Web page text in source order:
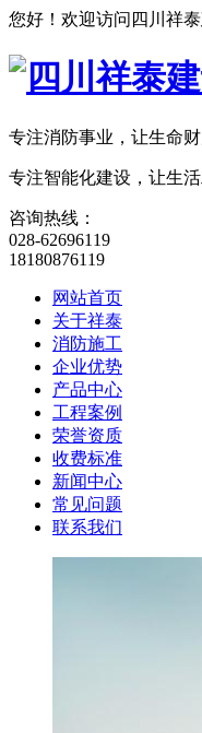
您好！欢迎访问四川祥
专注消防事业，让生命财
专注智能化建设，让生活
咨询热线：
028-62696119
18180876119
网站首页
关于祥泰
消防施工
企业优势
产品中心
工程案例
荣誉资质
收费标准
新闻中心
常见问题
联系我们